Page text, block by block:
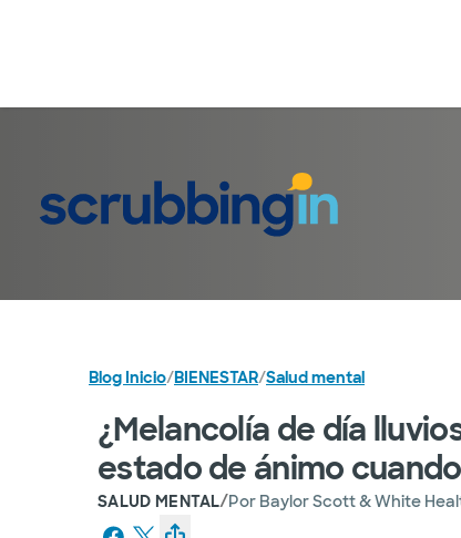
Blog Inicio/BIENESTAR/Salud mental
¿Melancolía de día
estado de ánimo
SALUD MENTAL/Por Baylor Scott & White